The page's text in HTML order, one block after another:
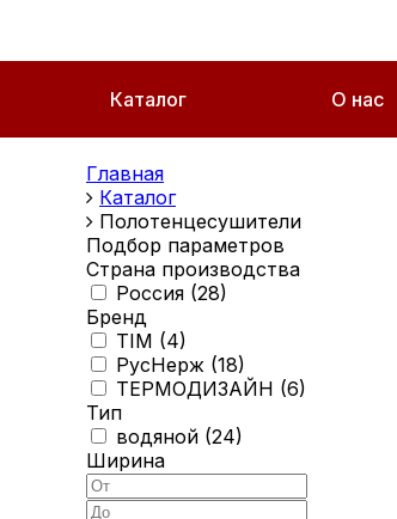
Каталог О нас
Главная
Каталог
Полотенцесушители
Подбор параметров
Страна производства
Россия (28)
Бренд
TIM (4)
РусНерж (18)
ТЕРМОДИЗАЙН (6)
Тип
водяной (24)
Ширина